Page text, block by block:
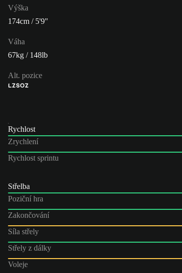
Výška
174cm / 5'9"
Váha
67kg / 148lb
Alt. pozice
LZSOZ
Rychlost
Zrychlení
Rychlost sprintu
Střelba
Poziční hra
Zakončování
Síla střely
Střely z dálky
Voleje